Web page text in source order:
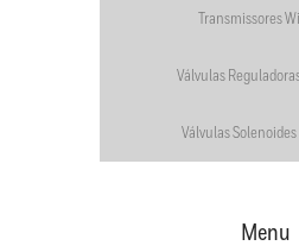
Transmissores
Válvulas
Válvulas Solenoides
Menu